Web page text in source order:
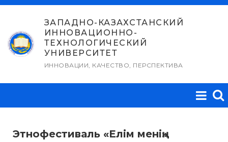
Перейти
содержимому
ЗАПАДНО-КАЗАХСТАНСКИЙ
ИННОВАЦИОННО-
ТЕХНОЛОГИЧЕСКИЙ
УНИВЕРСИТЕТ
ИННОВАЦИИ, КАЧЕСТВО, ПЕРСПЕКТИВА
Этнофестиваль «Елім менің»